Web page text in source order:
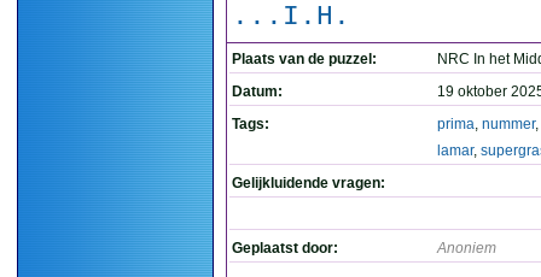
...I.H.
Plaats van de puzzel:
NRC In het
Datum:
19 oktober
Tags:
prima, nummer,
lamar,
Gelijkluidende vragen:
Geplaatst door: Anoniem